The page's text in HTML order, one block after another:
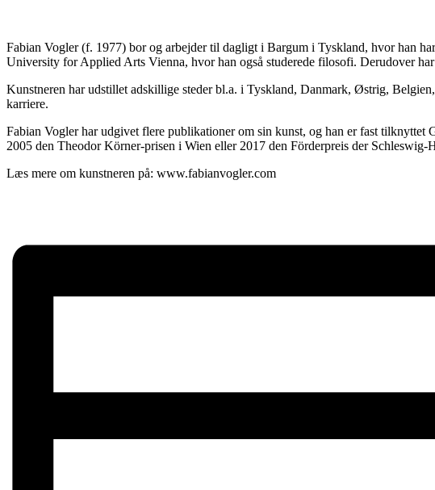
Fabian Vogler (f. 1977) bor og arbejder til dagligt i Bargum i Tyskland, hvor han
University for Applied Arts Vienna, hvor han også studerede filosofi. Derudover
Kunstneren har udstillet adskillige steder bl.a. i Tyskland, Danmark, Østrig,
karriere.
Fabian Vogler har udgivet flere publikationer om sin kunst, og han er fast
2005 den Theodor Körner-prisen i Wien eller 2017 den Förderpreis der Schleswig-
Læs mere om kunstneren på: www.fabianvogler.com